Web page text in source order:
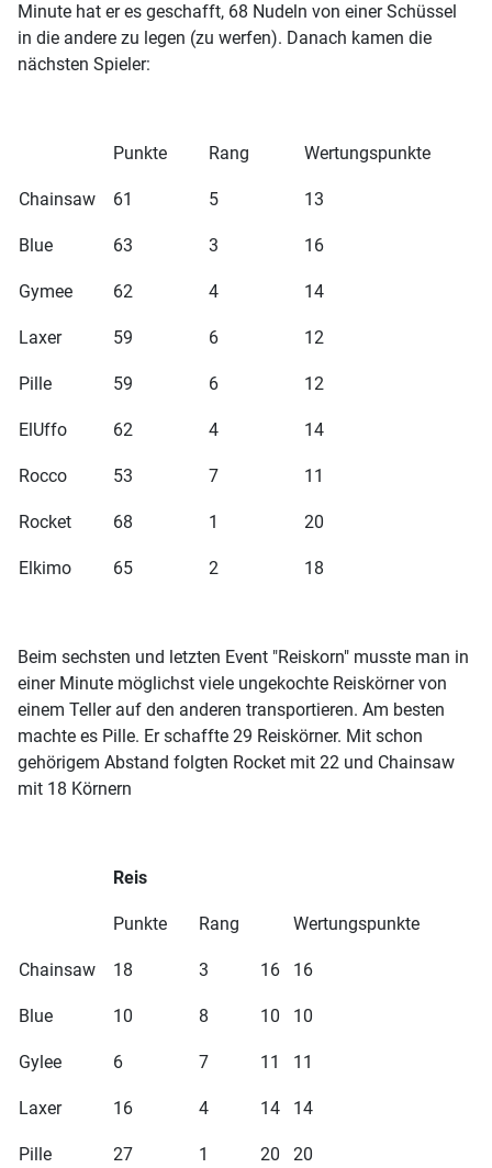
Minute hat er es geschafft, 68 Nudeln von einer Schüssel
in die andere zu legen (zu werfen). Danach kamen die
nächsten Spieler:
Punkte Rang Wertungspunkte
Chainsaw 61 5 13
Blue 63 3 16
Gymee 62 4 14
Laxer 59 6 12
Pille 59 6 12
ElUffo 62 4 14
Rocco 53 7 11
Rocket 68 1 20
Elkimo 65 2 18
Beim sechsten und letzten Event "Reiskorn" musste man in
einer Minute möglichst viele ungekochte Reiskörner von
einem Teller auf den anderen transportieren. Am besten
machte es Pille. Er schaffte 29 Reiskörner. Mit schon
gehörigem Abstand folgten Rocket mit 22 und Chainsaw
mit 18 Körnern
Reis
Punkte Rang Wertungspunkte
Chainsaw 18 3 16 16
Blue 10 8 10 10
Gylee 6 7 11 11
Laxer 16 4 14 14
Pille 27 1 20 20